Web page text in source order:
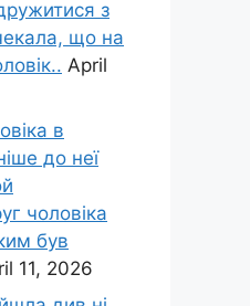
з
що на
April
в
до неї
чоловіка
був
11, 2026